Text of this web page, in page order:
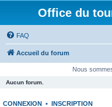
Office du
FAQ
Accueil du forum
Nous
Aucun forum.
CONNEXION • INSCRIPTION